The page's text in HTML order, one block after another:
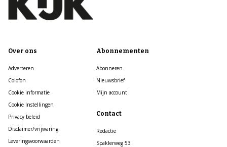
Over ons
Adverteren
Colofon
Cookie informatie
Cookie Instellingen
Privacy beleid
Disclaimer/vrijwaring
Leveringsvoorwaarden
Abonnementen
Abonneren
Nieuwsbrief
Mijn account
Contact
Redactie
Spaklerweg 53